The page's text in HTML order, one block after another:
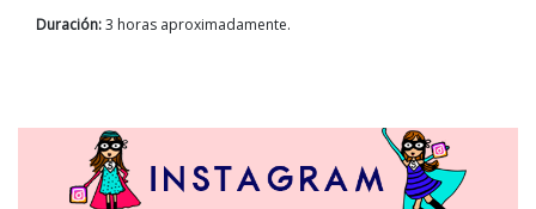
Duración:3 horas aproximadamente.